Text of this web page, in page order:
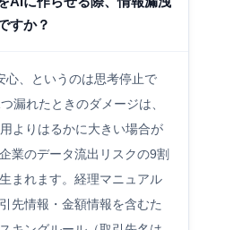
すか？
心、というのは思考停止で
漏れたときのダメージは、
よりはるかに大きい場合が
業のデータ流出リスクの9割
まれます。経理マニュアル
先情報・金額情報を含むた